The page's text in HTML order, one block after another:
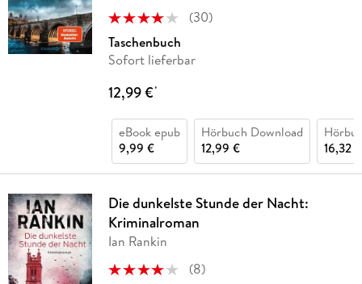
(30)
Taschenbuch
Sofort lieferbar
12,99 €*
eBook epub
9,99 €
Hörbuch Download
12,99 €
16,32 €
Die dunkelste Stunde der Nacht:
Kriminalroman
Ian Rankin
(8)